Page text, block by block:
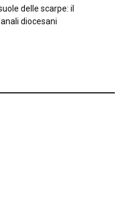
delle scarpe: il
diocesani